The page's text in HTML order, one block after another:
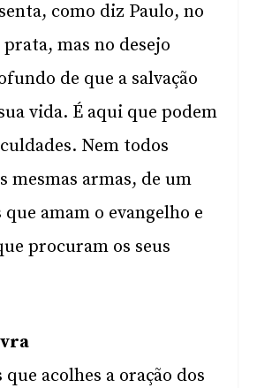
como diz Paulo, no
mas no desejo
de que a salvação
vida. É aqui que podem
Nem todos
mesmas armas, de um
que amam o evangelho e
procuram os seus
que acolhes a oração dos